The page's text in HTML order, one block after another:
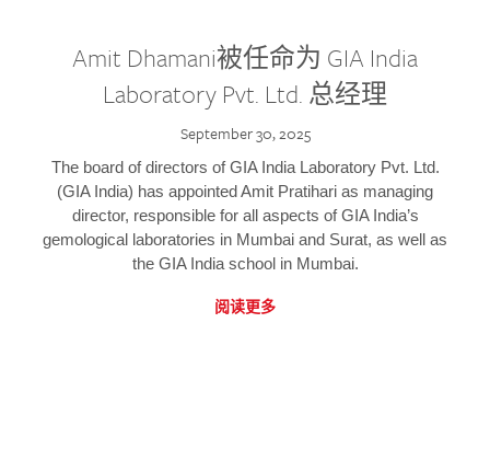
Amit Dhamani被任命为 GIA India
Laboratory Pvt. Ltd. 总经理
September 30, 2025
The board of directors of GIA India Laboratory Pvt. Ltd.
(GIA India) has appointed Amit Pratihari as managing
director, responsible for all aspects of GIA India’s
gemological laboratories in Mumbai and Surat, as well as
the GIA India school in Mumbai.
阅读更多